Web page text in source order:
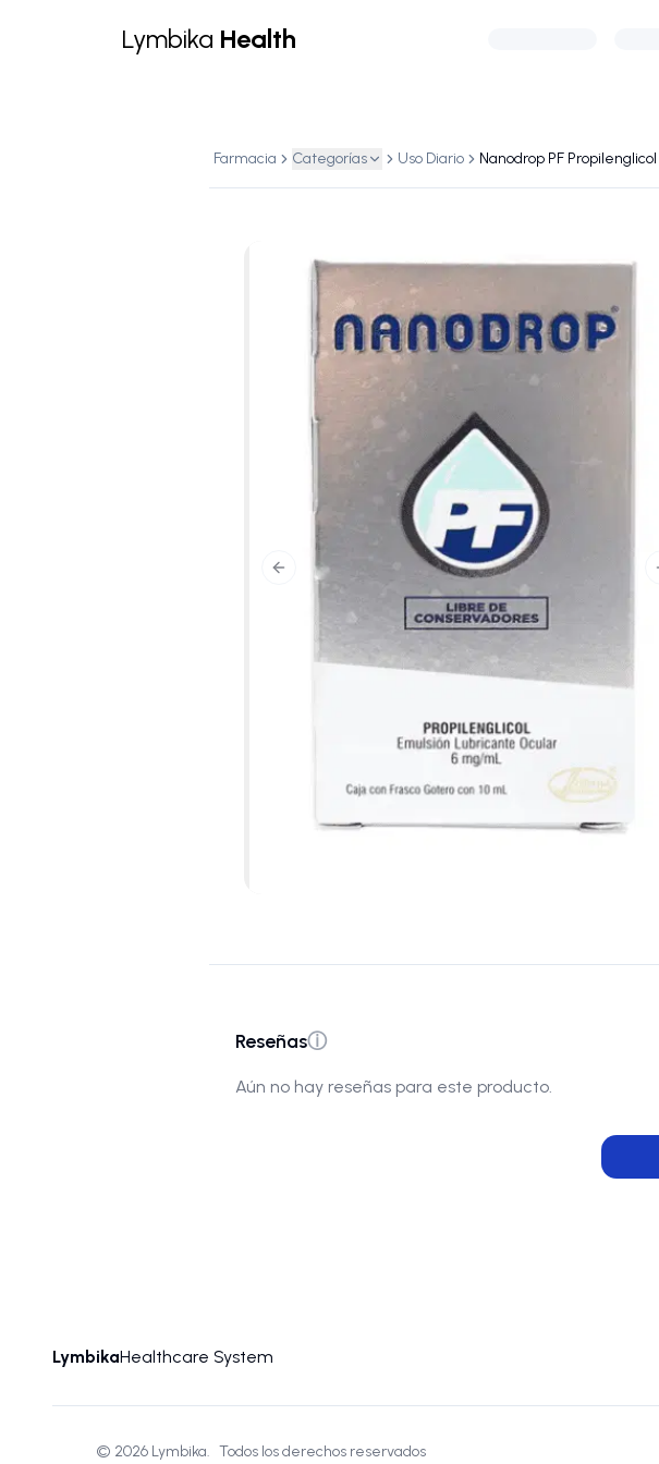
Lymbika Health
Farmacia Categorías Uso Diario
Previous slide
Reseñasⓘ
Aún no hay reseñas para este producto.
LymbikaHealthcare System
© 2026 Lymbika. Todos los derechos reservados